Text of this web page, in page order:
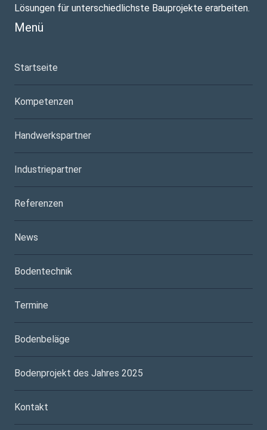
Lösungen für unterschiedlichste Bauprojekte erarbeiten.
Menü
Startseite
Kompetenzen
Handwerkspartner
Industriepartner
Referenzen
News
Bodentechnik
Termine
Bodenbeläge
Bodenprojekt des Jahres 2025
Kontakt